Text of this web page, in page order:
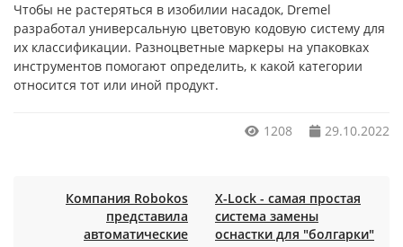
Чтобы не растеряться в изобилии насадок, Dremel
разработал универсальную цветовую кодовую систему для
их классификации. Разноцветные маркеры на упаковках
инструментов помогают определить, к какой категории
относится тот или иной продукт.
1208 29.10.2022
Компания Robokos
представила
автоматические
X-Lock - cамая простая
система замены
оснастки для "болгарки"